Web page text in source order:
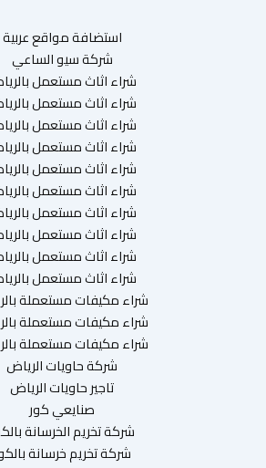
استضافة مواقع عربية
شركة سيو الساعي
شراء اثاث مستعمل
شراء اثاث مستعمل
شراء اثاث مستعمل
شراء اثاث مستعمل
شراء اثاث مستعمل
شراء اثاث مستعمل
شراء اثاث مستعمل
شراء اثاث مستعمل
شراء اثاث مستعمل
شراء اثاث مستعمل
شراء مكيفات مستعملة
شراء مكيفات مستعملة
شراء مكيفات مستعملة
شركة حاويات الرياض
تاجير حاويات الرياض
صنايعي كور
شركة تخريم الخرسانة
شركة تخريم خرسانة